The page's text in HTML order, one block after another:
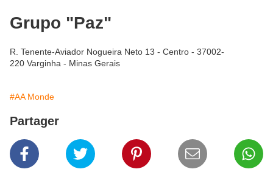
Grupo "Paz"
R. Tenente-Aviador Nogueira Neto 13 - Centro - 37002-
220 Varginha - Minas Gerais
#AA Monde
Partager